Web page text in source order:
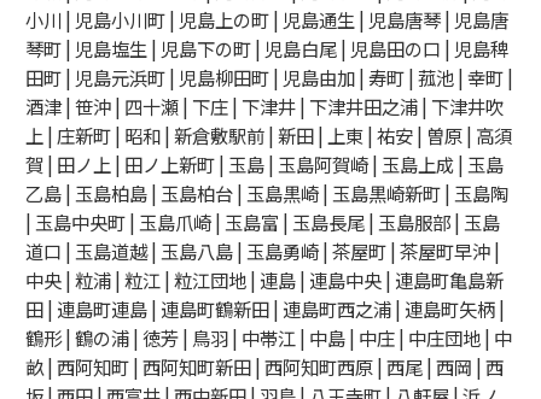
小川 | 児島小川町 | 児島上の町 | 児島通生 | 児島唐琴 | 児島唐
琴町 | 児島塩生 | 児島下の町 | 児島白尾 | 児島田の口 | 児島稗
田町 | 児島元浜町 | 児島柳田町 | 児島由加 | 寿町 | 菰池 | 幸町 |
酒津 | 笹沖 | 四十瀬 | 下庄 | 下津井 | 下津井田之浦 | 下津井吹
上 | 庄新町 | 昭和 | 新倉敷駅前 | 新田 | 上東 | 祐安 | 曽原 | 高須
賀 | 田ノ上 | 田ノ上新町 | 玉島 | 玉島阿賀崎 | 玉島上成 | 玉島
乙島 | 玉島柏島 | 玉島柏台 | 玉島黒崎 | 玉島黒崎新町 | 玉島陶
| 玉島中央町 | 玉島爪崎 | 玉島富 | 玉島長尾 | 玉島服部 | 玉島
道口 | 玉島道越 | 玉島八島 | 玉島勇崎 | 茶屋町 | 茶屋町早沖 |
中央 | 粒浦 | 粒江 | 粒江団地 | 連島 | 連島中央 | 連島町亀島新
田 | 連島町連島 | 連島町鶴新田 | 連島町西之浦 | 連島町矢柄 |
鶴形 | 鶴の浦 | 徳芳 | 鳥羽 | 中帯江 | 中島 | 中庄 | 中庄団地 | 中
畝 | 西阿知町 | 西阿知町新田 | 西阿知町西原 | 西尾 | 西岡 | 西